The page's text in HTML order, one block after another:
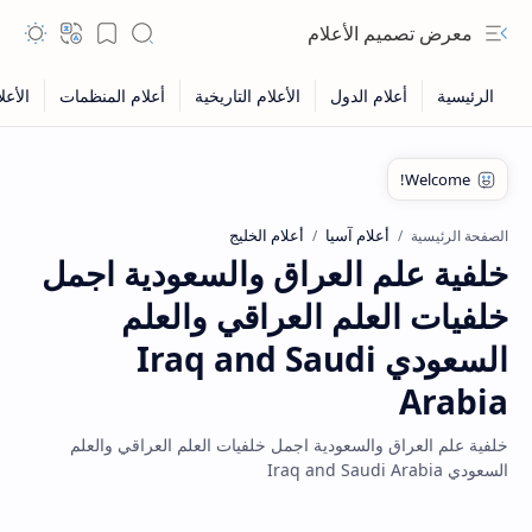
معرض تصميم الأعلام
الصفحة الرئيسية أعلام آسيا أعلام الخليج
خلفية علم العراق والسعودية اجمل
خلفيات العلم العراقي والعلم
السعودي Iraq and Saudi
Arabia
خلفية علم العراق والسعودية اجمل خلفيات العلم العراقي والعلم
السعودي Iraq and Saudi Arabia